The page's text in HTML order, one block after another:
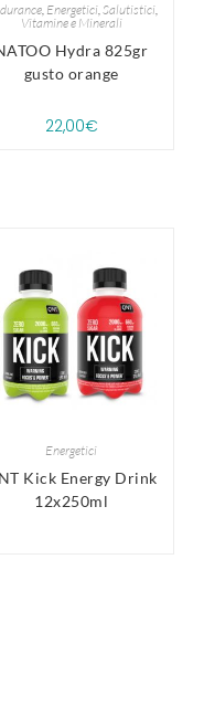
, Energetici,Salutistici,
Vitamine e Minerali
Hydra 825gr
gusto orange
22,00€
Energetici
Kick Energy Drink
12x250ml